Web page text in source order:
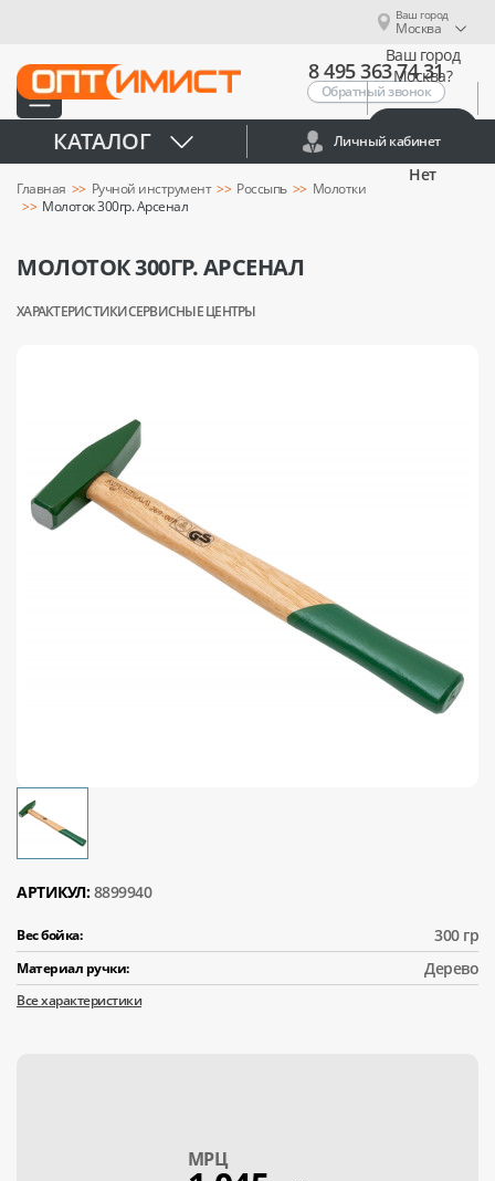
Ваш город
Москва
Ваш город
Москва?
Нет
8 495 363 74 31
Обратный звонок
КАТАЛОГ Личный кабинет
Главная Ручной инструмент Россыпь
Молотки
Молоток 300гр. Арсенал
МОЛОТОК 300ГР. АРСЕНАЛ
ХАРАКТЕРИСТИКИСЕРВИСНЫЕ ЦЕНТРЫ
АРТИКУЛ: 8899940
Вес бойка: 300 гр
Материал ручки: Дерево
Все характеристики
МPЦ